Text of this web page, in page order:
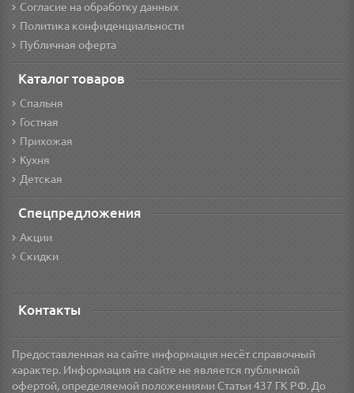
Согласие на обработку данных
Политика конфиденциальности
Публичная оферта
Каталог товаров
Спальня
Гостная
Прихожая
Кухня
Детская
Спецпредложения
Акции
Скидки
Контакты
Предоставленная на сайте информация несёт справочный
характер. Информация на сайте не является публичной
офертой, определяемой положениями Статьи 437 ГК РФ. До